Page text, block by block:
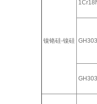
镍铬硅-镍硅